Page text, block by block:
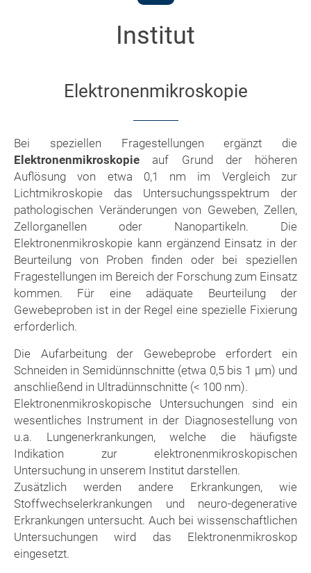
Institut
Elektronenmikroskopie
Bei speziellen Fragestellungen ergänzt die
Elektronenmikroskopie auf Grund der höheren
Auflösung von etwa 0,1 nm im Vergleich zur
Lichtmikroskopie das Untersuchungsspektrum der
pathologischen Veränderungen von Geweben, Zellen,
Zellorganellen oder Nanopartikeln. Die
Elektronenmikroskopie kann ergänzend Einsatz in der
Beurteilung von Proben finden oder bei speziellen
Fragestellungen im Bereich der Forschung zum Einsatz
kommen. Für eine adäquate Beurteilung der
Gewebeproben ist in der Regel eine spezielle Fixierung
erforderlich.
Die Aufarbeitung der Gewebeprobe erfordert ein
Schneiden in Semidünnschnitte (etwa 0,5 bis 1 µm) und
anschließend in Ultradünnschnitte (< 100 nm).
Elektronenmikroskopische Untersuchungen sind ein
wesentliches Instrument in der Diagnosestellung von
u.a. Lungenerkrankungen, welche die häufigste
Indikation zur elektronenmikroskopischen
Untersuchung in unserem Institut darstellen.
Zusätzlich werden andere Erkrankungen, wie
Stoffwechselerkrankungen und neuro-degenerative
Erkrankungen untersucht. Auch bei wissenschaftlichen
Untersuchungen wird das Elektronenmikroskop
eingesetzt.